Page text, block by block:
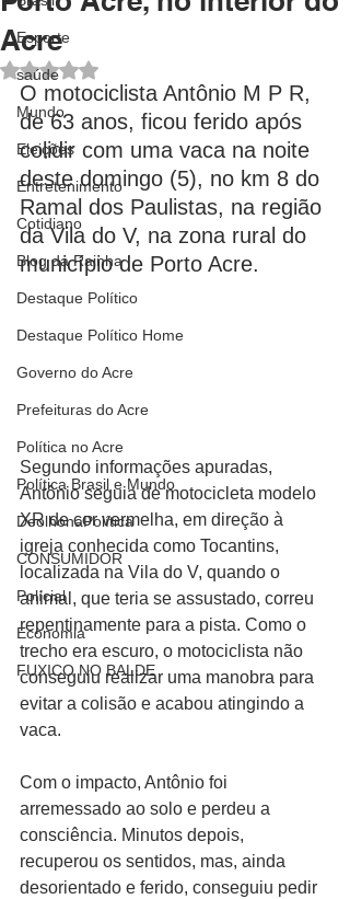
Esporte
saúde
Mundo
Eleições
Entretenimento
Cotidiano
Blog da Rainha
Destaque Político
Destaque Político Home
Governo do Acre
Prefeituras do Acre
Política no Acre
Política Brasil e Mundo
DeolhonaPolítica
CONSUMIDOR
Polícial
Economia
FUXICO NO BALDE
Acre
Avaliado com NaN de 5 estrelas.
O motociclista Antônio M P R,
de 63 anos, ficou ferido após
colidir com uma vaca na noite
deste domingo (5), no km 8 do
Ramal dos Paulistas, na região
da Vila do V, na zona rural do
município de Porto Acre.
Segundo informações apuradas,
Antônio seguia de motocicleta modelo
XR de cor vermelha, em direção à
igreja conhecida como Tocantins,
localizada na Vila do V, quando o
animal, que teria se assustado, correu
repentinamente para a pista. Como o
trecho era escuro, o motociclista não
conseguiu realizar uma manobra para
evitar a colisão e acabou atingindo a
vaca.
Com o impacto, Antônio foi
arremessado ao solo e perdeu a
consciência. Minutos depois,
recuperou os sentidos, mas, ainda
desorientado e ferido, conseguiu pedir